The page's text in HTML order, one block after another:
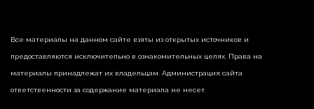
Все материалы на данном сайте взяты из открытых источников и
предоставляются исключительно в ознакомительных целях. Права на
материалы принадлежат их владельцам. Администрация сайта
ответственности за содержание материала не несет.